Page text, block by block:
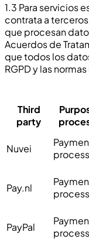
1.3 Para servicios
contrata a
que procesan
Acuerdos de
que todos los
RGPD y las
Third
party
Nuvei
Pay.nl
PayPal